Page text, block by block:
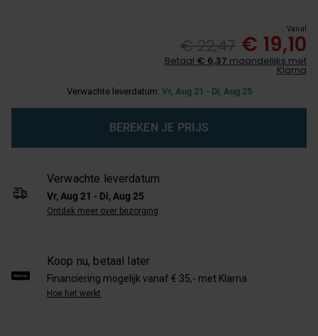
Vanaf
€ 22,47 € 19,10
Betaal € 6,37 maandelijks met
Klarna
Verwachte leverdatum: Vr, Aug 21 - Di, Aug 25
BEREKEN JE PRIJS
Verwachte leverdatum
Vr, Aug 21 - Di, Aug 25
Ontdek meer over bezorging
Koop nu, betaal later
Financiering mogelijk vanaf € 35,- met Klarna
Hoe het werkt